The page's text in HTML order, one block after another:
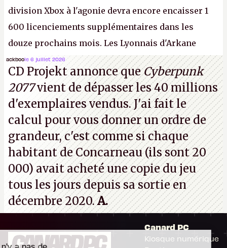
division Xbox à l'agonie devra encore encaisser 1
600 licenciements supplémentaires dans les
douze prochains mois. Les Lyonnais d'Arkane
(Dishonored, Deathloop) pourraient faire partie des
prochaines victimes, puisque Microsoft a confirmé
vouloir se séparer du studio.A.
ackboole 6 juillet 2026
CD Projekt annonce queCyberpunk
2077vient de dépasser les 40 millions
d'exemplaires vendus. J'ai fait le
calcul pour vous donner un ordre de
grandeur, c'est comme si chaque
habitant de Concarneau (ils sont 20
000) avait acheté une copie du jeu
tous les jours depuis sa sortie en
décembre 2020.A.
Canard PC
Kiosque numérique